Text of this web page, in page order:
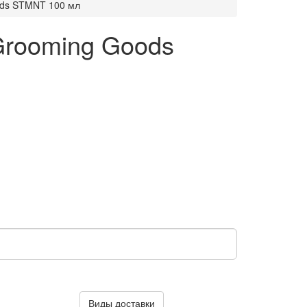
STMNT 100 мл
Goods
Виды доставки